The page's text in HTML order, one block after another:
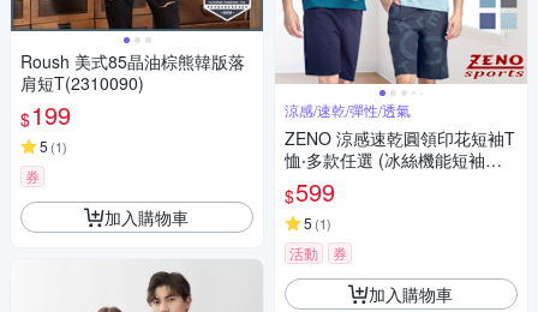
Roush 美式85晶油棕熊韓版落
肩短T(2310090)
$199
5 (1)
券
加入購物車
涼感/速乾/彈性/透氣
ZENO 涼感速乾圓領印花短袖T
恤‧多款任選 (冰絲機能短袖上
衣/舒適感T-Shirt)
$599
5 (1)
活動 券
加入購物車